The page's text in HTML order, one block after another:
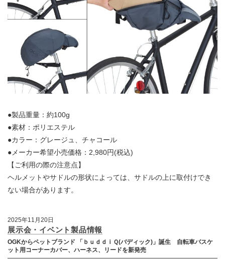
●製品重量：約100g
●素材：ポリエステル
●カラー：グレージュ、チャコール
●メーカー希望小売価格：2,980円(税込)
【ご利用の際の注意点】
ヘルメットやサドルの形状によっては、サドルの上に取付けでき
ない場合があります。
2025年11月20日
展示会・イベント製品情報
OGKからペットブランド 「ｂｕｄｄｉＱ(バディック)」誕生 自転車バスケ
ット用コーナーカバー、ハーネス、リードを新発売